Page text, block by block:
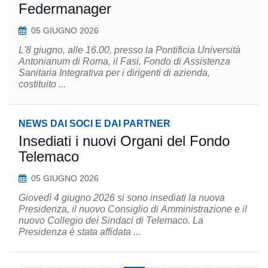
Federmanager
05 GIUGNO 2026
L'8 giugno, alle 16.00, presso la Pontificia Università
Antonianum di Roma, il Fasi, Fondo di Assistenza
Sanitaria Integrativa per i dirigenti di azienda,
costituito ...
NEWS DAI SOCI E DAI PARTNER
Insediati i nuovi Organi del Fondo
Telemaco
05 GIUGNO 2026
Giovedì 4 giugno 2026 si sono insediati la nuova
Presidenza, il nuovo Consiglio di Amministrazione e il
nuovo Collegio dei Sindaci di Telemaco. La
Presidenza è stata affidata ...